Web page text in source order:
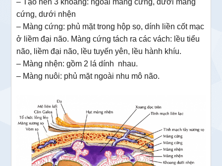
– Tạo nên 3 khoang: ngoài màng cứng, dưới màng
cứng, dưới nhện
– Màng cứng: phủ mặt trong hộp sọ, dính liền cốt mạc
ở liềm đại não. Màng cứng tách ra các vách: lều tiểu
não, liềm đại não, lều tuyến yên, lều hành khíu.
– Màng nhện: gồm 2 lá dính nhau.
– Màng nuôi: phủ mặt ngoài nhu mô não.